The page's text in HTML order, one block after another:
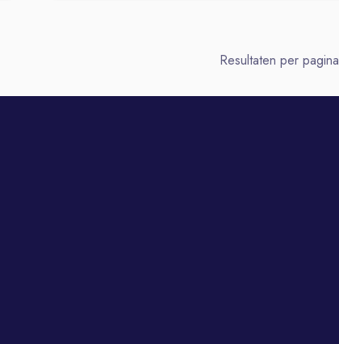
Resultaten per pagina